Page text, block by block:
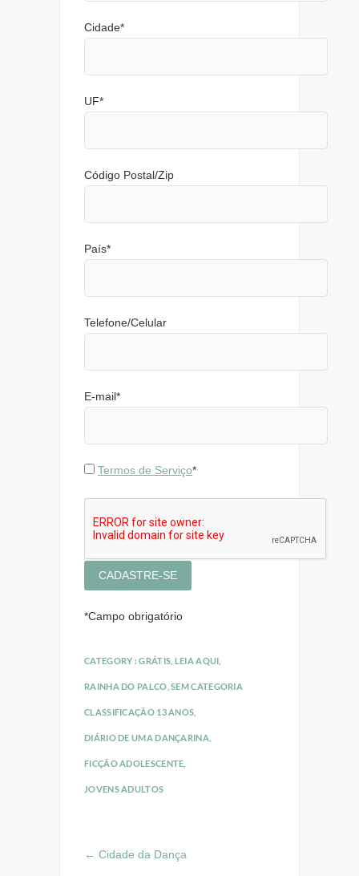
Cidade*
UF*
Código Postal/Zip
País*
Telefone/Celular
E-mail*
Termos de Serviço*
*Campo obrigatório
CATEGORY :GRÁTIS LEIA AQUI
RAINHA DO PALCO ,SEM CATEGORIA
CLASSIFICAÇÃO 13 ANOS
DIÁRIO DE UMA DANÇARINA,
FICÇÃO ADOLESCENTE
JOVENS ADULTOS
← Cidade da Dança